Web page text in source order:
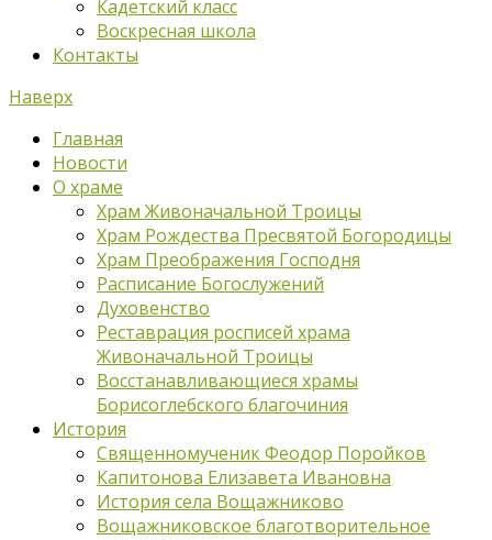
Кадетский класс
Воскресная школа
Контакты
Наверх
Главная
Новости
О храме
Храм Живоначальной Троицы
Храм Рождества Пресвятой Богородицы
Храм Преображения Господня
Расписание Богослужений
Духовенство
Реставрация росписей храма
Живоначальной Троицы
Восстанавливающиеся храмы
Борисоглебского благочиния
История
Священномученик Феодор Поройков
Капитонова Елизавета Ивановна
История села Вощажниково
Вощажниковское благотворительное